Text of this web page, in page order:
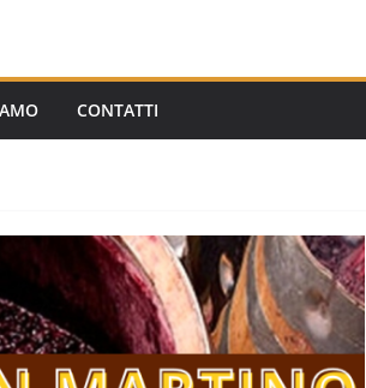
CONTATTI